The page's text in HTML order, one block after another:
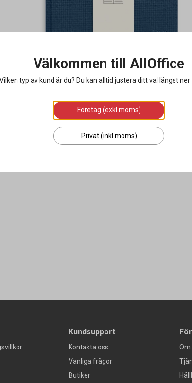
Kundsupport
Kontakta oss
Vanliga frågor
Butiker
Om
Välkommen till AllOffice
Vilken typ av kund är du? Du kan alltid justera ditt val längst ner
Företag (exkl moms)
Privat (inkl moms)